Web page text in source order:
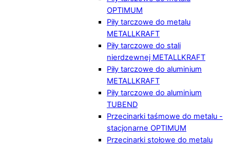
OPTIMUM
Piły tarczowe do metalu
METALLKRAFT
Piły tarczowe do stali
nierdzewnej METALLKRAFT
Piły tarczowe do aluminium
METALLKRAFT
Piły tarczowe do aluminium
TUBEND
Przecinarki taśmowe do metalu -
stacjonarne OPTIMUM
Przecinarki stołowe do metalu